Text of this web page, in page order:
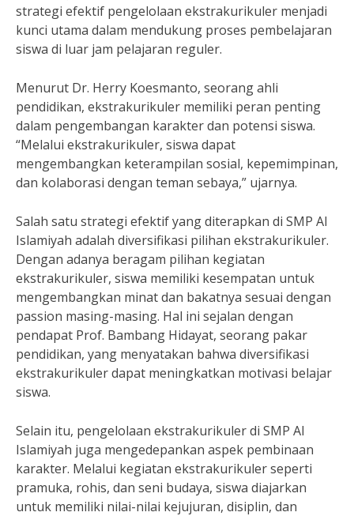
strategi efektif pengelolaan ekstrakurikuler menjadi
kunci utama dalam mendukung proses pembelajaran
siswa di luar jam pelajaran reguler.
Menurut Dr. Herry Koesmanto, seorang ahli
pendidikan, ekstrakurikuler memiliki peran penting
dalam pengembangan karakter dan potensi siswa.
“Melalui ekstrakurikuler, siswa dapat
mengembangkan keterampilan sosial, kepemimpinan,
dan kolaborasi dengan teman sebaya,” ujarnya.
Salah satu strategi efektif yang diterapkan di SMP Al
Islamiyah adalah diversifikasi pilihan ekstrakurikuler.
Dengan adanya beragam pilihan kegiatan
ekstrakurikuler, siswa memiliki kesempatan untuk
mengembangkan minat dan bakatnya sesuai dengan
passion masing-masing. Hal ini sejalan dengan
pendapat Prof. Bambang Hidayat, seorang pakar
pendidikan, yang menyatakan bahwa diversifikasi
ekstrakurikuler dapat meningkatkan motivasi belajar
siswa.
Selain itu, pengelolaan ekstrakurikuler di SMP Al
Islamiyah juga mengedepankan aspek pembinaan
karakter. Melalui kegiatan ekstrakurikuler seperti
pramuka, rohis, dan seni budaya, siswa diajarkan
untuk memiliki nilai-nilai kejujuran, disiplin, dan